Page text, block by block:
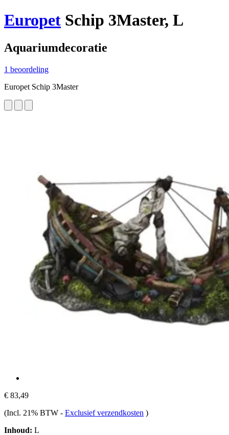
Europet Schip 3Master, L
Aquariumdecoratie
1 beoordeling
Europet Schip 3Master
€ 83,49
(Incl. 21% BTW - Exclusief verzendkosten )
Inhoud: L